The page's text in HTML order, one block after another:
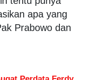
apa yang
Prabowo dan